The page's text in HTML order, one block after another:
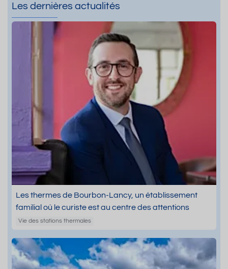
Les dernières actualités
Les thermes de Bourbon-Lancy, un établissement
familial où le curiste est au centre des attentions
Vie des stations thermales